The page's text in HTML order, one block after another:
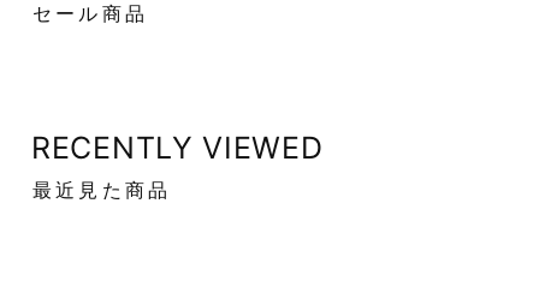
セール商品
RECENTLY VIEWED
最近見た商品